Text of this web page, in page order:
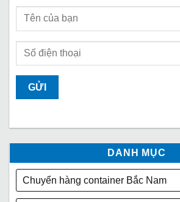
DANH MỤC
Chuyển hàng container Bắc Nam